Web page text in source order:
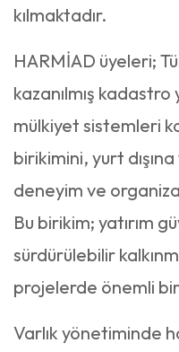
kılmaktadır.
HARMİAD üyeleri;
kazanılmış
mülkiyet sistemleri
birikimini, yurt
deneyim ve
Bu birikim; yatırım
sürdürülebilir
projelerde önemli
Varlık yönetiminde